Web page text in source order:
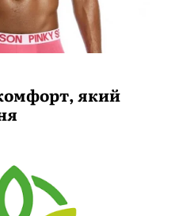
який